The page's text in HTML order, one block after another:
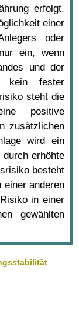
erfolgt.
einer
oder
ein, wenn
und der
kein fester
steht die
positive
zusätzlichen
wird ein
erhöhte
besteht
einer anderen
in einer
gewählten